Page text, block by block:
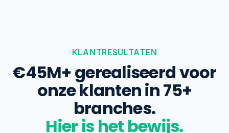
KLANTRESULTATEN
€45M+ gerealiseerd voor
onze klanten in 75+
branches.
Hier is het bewijs.